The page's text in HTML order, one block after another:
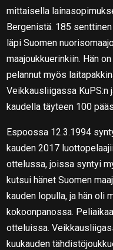
mittaisella
Bergenistä. 185
läpi Suomen
maajoukkuerinkiin. Hän
pelannut myös
Veikkausliigassa KuPS:n
kaudella täyteen 100
Espoossa 12.3.1994
kauden 2017
ottelussa, joissa syntyi
kutsui hänet Suomen
kauden lopulla, ja hän oli
kokoonpanossa.
otteluissa.
kuukauden